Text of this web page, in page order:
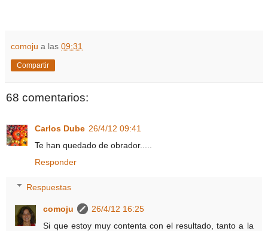
comoju a las 09:31
Compartir
68 comentarios:
Carlos Dube 26/4/12 09:41
Te han quedado de obrador.....
Responder
Respuestas
comoju
26/4/12 16:25
Si que estoy muy contenta con el resultado, tanto a la